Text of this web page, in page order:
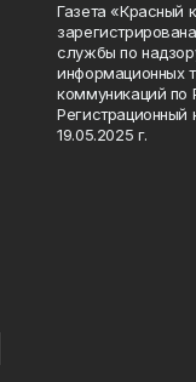
Газета «Красный
службы по
информационных
коммуникаций по
19.05.2025 г.